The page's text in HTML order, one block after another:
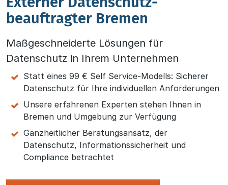
beauftragter Bremen
Maßgeschneiderte Lösungen für
Datenschutz in Ihrem Unternehmen
Statt eines 99 € Self Service-Modells: Sicherer
Datenschutz für Ihre individuellen Anforderungen
Unsere erfahrenen Experten stehen Ihnen in
Bremen und Umgebung zur Verfügung
Ganzheitlicher Beratungsansatz, der
Datenschutz, Informationssicherheit und
Compliance betrachtet